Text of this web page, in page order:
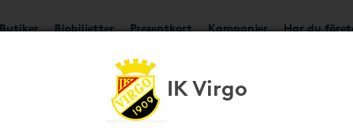
Butiker Biobiljetter Presentkort Kampanjer Har du
IK Virgo
Hem
Trädgård